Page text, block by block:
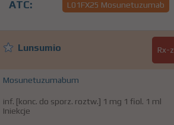
ATC: L01FX25 Mosunetuzumab
Lunsumio Rx-z
Mosunetuzumabum
inf. [konc. do sporz. roztw.] 1 mg 1 fiol. 1 ml
Iniekcje